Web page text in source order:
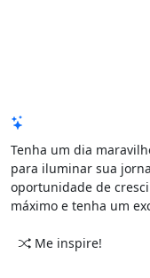
Tenha um dia
para iluminar sua
oportunidade de
máximo e tenha um
Me inspire!